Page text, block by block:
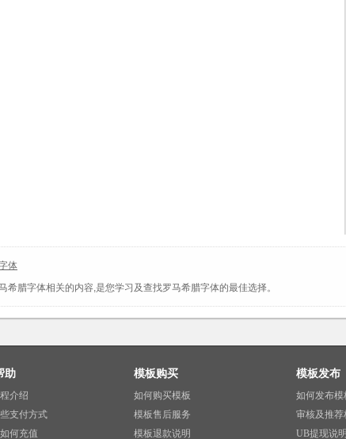
体
希腊字体相关的内容,是您学习及查找罗马希腊字体的最佳选择。
助
介绍
支付方式
何充值
模板购买
如何购买模板
模板售后服务
模板退款说明
模板发布
如何发布模
审核及推荐
UB提现说明